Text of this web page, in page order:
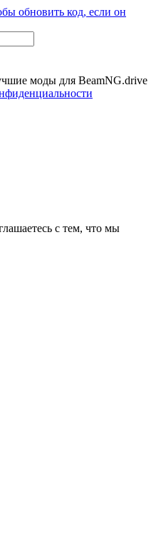
моды для BeamNG.drive
с тем, что мы